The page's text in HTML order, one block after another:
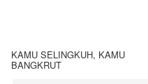
KAMU SELINGKUH, KAMU
BANGKRUT